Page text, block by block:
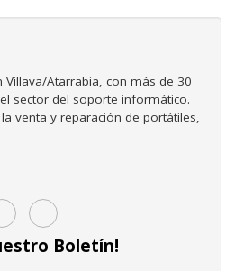
Atarrabia, con más de 30
sector del soporte informático.
venta y reparación de portátiles,
Boletín!